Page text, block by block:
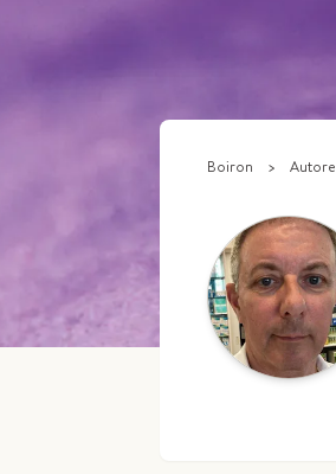
Boiron > Autore